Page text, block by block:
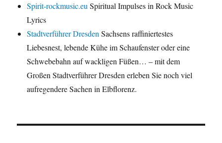
Spirit-rockmusic.eu Spiritual Impulses in Rock Music
Lyrics
Stadtverführer Dresden Sachsens raffiniertestes
Liebesnest, lebende Kühe im Schaufenster oder eine
Schwebebahn auf wackligen Füßen… – mit dem
Großen Stadtverführer Dresden erleben Sie noch viel
aufregendere Sachen in Elbflorenz.